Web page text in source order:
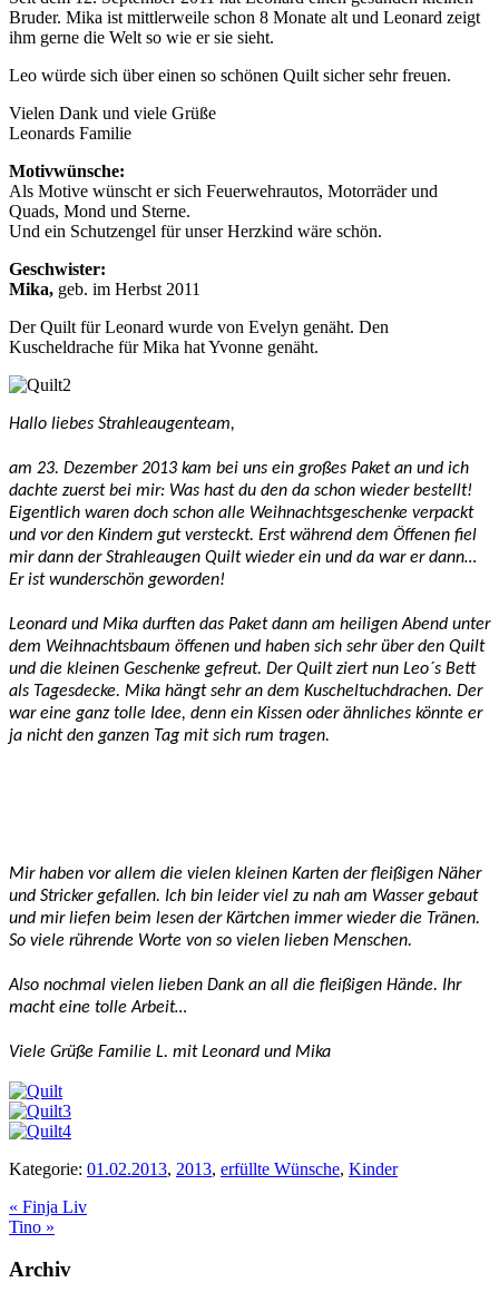
Bruder. Mika ist mittlerweile schon 8 Monate alt und Leonard zeigt
ihm gerne die Welt so wie er sie sieht.
Leo würde sich über einen so schönen Quilt sicher sehr freuen.
Vielen Dank und viele Grüße
Leonards Familie
Motivwünsche:
Als Motive wünscht er sich Feuerwehrautos, Motorräder und
Quads, Mond und Sterne.
Und ein Schutzengel für unser Herzkind wäre schön.
Geschwister:
Mika, geb. im Herbst 2011
Der Quilt für Leonard wurde von Evelyn genäht. Den
Kuscheldrache für Mika hat Yvonne genäht.
Hallo liebes Strahleaugenteam,
am 23. Dezember 2013 kam bei uns ein großes Paket an und ich
dachte zuerst bei mir: Was hast du den da schon wieder bestellt!
Eigentlich waren doch schon alle Weihnachtsgeschenke verpackt
und vor den Kindern gut versteckt. Erst während dem Öffenen fiel
mir dann der Strahleaugen Quilt wieder ein und da war er dann…
Er ist wunderschön geworden!
Leonard und Mika durften das Paket dann am heiligen Abend unter
dem Weihnachtsbaum öffenen und haben sich sehr über den Quilt
und die kleinen Geschenke gefreut. Der Quilt ziert nun Leo´s Bett
als Tagesdecke. Mika hängt sehr an dem Kuscheltuchdrachen. Der
war eine ganz tolle Idee, denn ein Kissen oder ähnliches könnte er
ja nicht den ganzen Tag mit sich rum tragen.
Mir haben vor allem die vielen kleinen Karten der fleißigen Näher
und Stricker gefallen. Ich bin leider viel zu nah am Wasser gebaut
und mir liefen beim lesen der Kärtchen immer wieder die Tränen.
So viele rührende Worte von so vielen lieben Menschen.
Also nochmal vielen lieben Dank an all die fleißigen Hände. Ihr
macht eine tolle Arbeit…
Viele Grüße Familie L. mit Leonard und Mika
Kategorie: 01.02.2013, 2013, erfüllte Wünsche, Kinder
Vorheriger
Beitrag:
« Finja Liv
Nächster
Tino »
Seitenspalte
Archiv